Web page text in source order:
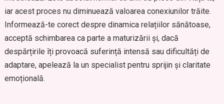
iar acest proces nu diminuează valoarea conexiunilor trăite.
Informează-te corect despre dinamica relațiilor sănătoase,
acceptă schimbarea ca parte a maturizării și, dacă
despărțirile îți provoacă suferință intensă sau dificultăți de
adaptare, apelează la un specialist pentru sprijin și claritate
emoțională.